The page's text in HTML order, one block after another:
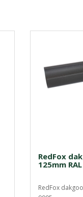
RedFox
125mm
RedFox